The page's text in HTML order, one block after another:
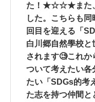
た！★☆☆★また、
した。こちらも
回目を迎える「
白川郷自然學校
されます🧐これ
ついて考えたい各
たい「SDGs的考
た志を持つ仲間